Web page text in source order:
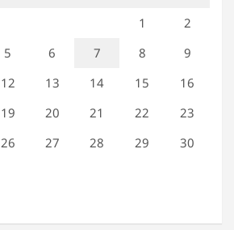
1
2
5 6 7 8
9
12 13 14 15
16
19 20 21 22
23
26 27 28 29
30